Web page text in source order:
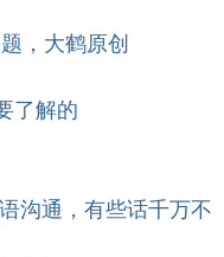
，大鹤原创
了解的
沟通，有些话千万不